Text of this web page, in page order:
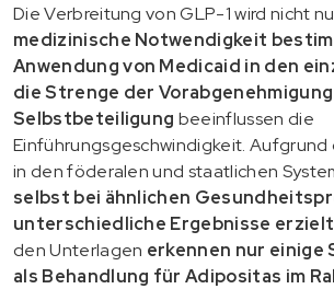
Die Verbreitung von GLP-1 wird nicht
medizinische Notwendigkeit
Anwendung von Medicaid in den
die Strenge der
Selbstbeteiligung beeinflussen die
Einführungsgeschwindigkeit.
in den föderalen und staatlichen
selbst bei ähnlichen
unterschiedliche Ergebnisse
den Unterlagen erkennen nur einige
als Behandlung für Adipositas im